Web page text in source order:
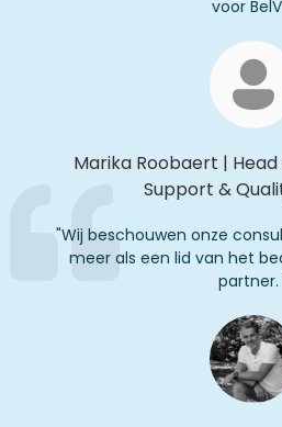
voor BelV
Marika Roobaert |
Support &
"Wij beschouwen onze
meer als een lid van het
partner.